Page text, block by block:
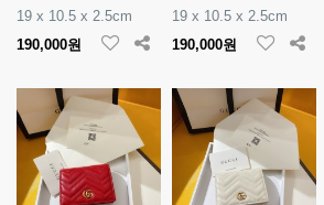
19 x 10.5 x 2.5cm
190,000원
19 x 10.5 x 2.5cm
190,000원